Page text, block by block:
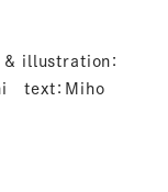
illustration：
text：Miho